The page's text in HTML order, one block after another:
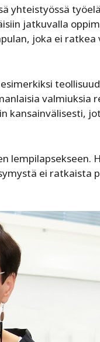
yhteistyössä
jatkuvalla
joka ei ratkea
valmiuksia
kansainvälisesti,
lempilapsekseen.
ei ratkaista